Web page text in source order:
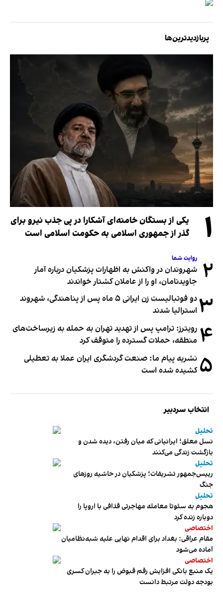
پربازدیدترین‌ها
۱
یکی از بستگان خامنه‌ای آشکارا در پی جذب نیرو برای
گذر از جمهوری اسلامی به حکومت اسلامی است
۲ روایت شما
شهروندان در واکنش به اظهارات پزشکیان درباره آمار
جاویدنامان، او را از عاملان کشتار خواندند
۳
دو فوتبالیست زن ایرانی ۵ ماه پس از پناهندگی، شهروند
استرالیا شدند
۴ رویترز: ترامپ پس از تهدید تهران به حمله به زیرساخت‌های
منطقه، حملات گسترده را متوقف کرد
۵ نشریه پیام ما: صنعت گردشگری ایران عملا به تعطیلی
کشیده شده است
انتخاب سردبیر
تحلیل
نسل معلق؛ ایرانیانی که میان رفتن، دیده شدن و
بازگشت زندگی می‌کنند
تحلیل
رییس‌جمهور تشریفات؛ پزشکیان در حاشیه روزهای
جنگ
تحلیل
هجوم به سئوتا معامله مهاجرتی قذافی با اروپا را
دوباره زنده کرد
اختصاصی
مقام عراقی: بغداد برای اقدام نهایی علیه شبه‌نظامیان
آماده می‌شود
اختصاصی
یک منبع بانکی افزایش رقم قبوض را به جبران کسری
بودجه دولت مرتبط دانست